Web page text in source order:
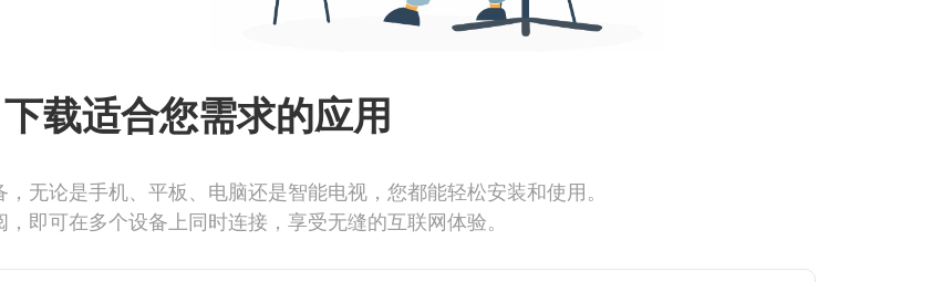
下载适合您需求的应用
无论是手机、平板、电脑还是智能电视，您都能轻松安装和使用。
即可在多个设备上同时连接，享受无缝的互联网体验。